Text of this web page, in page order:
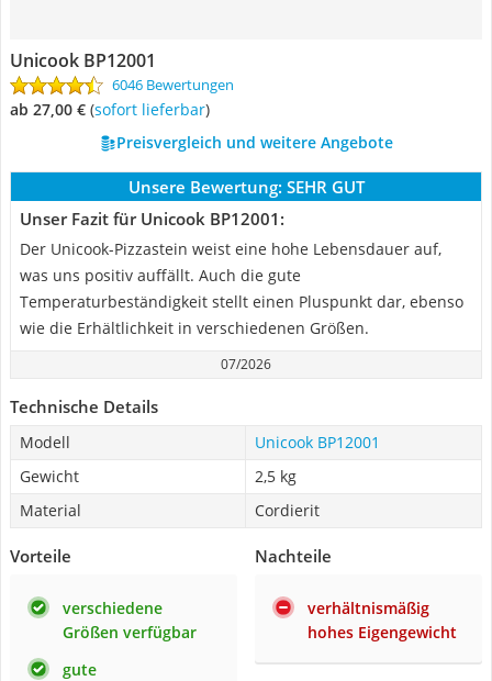
Unicook BP12001
6046 Bewertungen
ab 27,00 € ( Sofort lieferbar)
Preisvergleich und weitere Angebote
Unsere Bewertung: SEHR GUT
Unser Fazit für Unicook BP12001:
Der Unicook-Pizzastein weist eine hohe Lebensdauer auf,
was uns positiv auffällt. Auch die gute
Temperaturbeständigkeit stellt einen Pluspunkt dar, ebenso
wie die Erhältlichkeit in verschiedenen Größen.
07/2026
Technische Details
Modell
Unicook BP12001
Gewicht
2,5 kg
Material
Cordierit
Vorteile
verschiedene
Größen verfügbar
gute
Nachteile
verhältnismäßig
hohes Eigengewicht